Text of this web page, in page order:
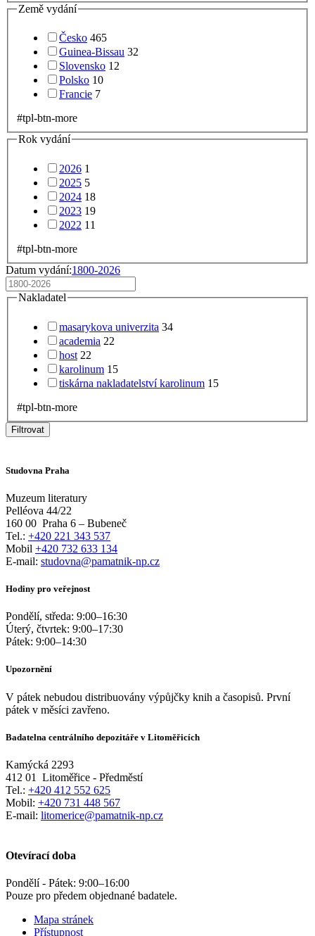
Země vydání
Česko 465
Guinea-Bissau 32
Slovensko 12
Polsko 10
Francie 7
#tpl-btn-more
Rok vydání
2026 1
2025 5
2024 18
2023 19
2022 11
#tpl-btn-more
Datum vydání:1800-2026
Nakladatel
masarykova univerzita 34
academia 22
host 22
karolinum 15
tiskárna nakladatelství karolinum 15
#tpl-btn-more
Filtrovat
Studovna Praha
Muzeum literatury
Pelléova 44/22
160 00 Praha 6 – Bubeneč
Tel.: +420 221 343 537
Mobil +420 732 633 134
E-mail: studovna@pamatnik-np.cz
Hodiny pro veřejnost
Pondělí, středa: 9:00–16:30
Úterý, čtvrtek: 9:00–17:30
Pátek: 9:00–14:30
Upozornění
V pátek nebudou distribuovány výpůjčky knih a časopisů. První
pátek v měsíci zavřeno.
Badatelna centrálního depozitáře v Litoměřicích
Kamýcká 2293
412 01
Litoměřice - Předměstí
Tel.: +420 412 552 625
Mobil: +420 731 448 567
E-mail: litomerice@pamatnik-np.cz
Otevírací doba
Pondělí - Pátek: 9:00–16:00
Pouze pro předem objednané badatele.
Mapa stránek
Přístupnost